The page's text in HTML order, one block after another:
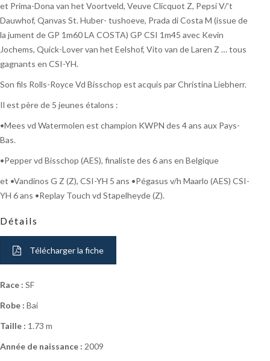
et Prima-Dona van het Voortveld, Veuve Clicquot Z, Pepsi V/’t
Dauwhof, Qanvas St. Huber- tushoeve, Prada di Costa M (issue de
la jument de GP 1m60 LA COSTA) GP CSI 1m45 avec Kevin
Jochems, Quick-Lover van het Eelshof, Vito van de Laren Z … tous
gagnants en CSI-YH.
Son fils Rolls-Royce Vd Bisschop est acquis par Christina Liebherr.
Il est père de 5 jeunes étalons :
•Mees vd Watermolen est champion KWPN des 4 ans aux Pays-
Bas.
•Pepper vd Bisschop (AES), finaliste des 6 ans en Belgique
et •Vandinos G Z (Z), CSI-YH 5 ans •Pégasus v/h Maarlo (AES) CSI-
YH 6 ans •Replay Touch vd Stapelheyde (Z).
Détails
Télécharger la fiche
Race : SF
Robe : Bai
Taille : 1.73 m
Année de naissance : 2009